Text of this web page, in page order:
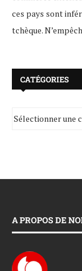
ces pays sont
tchèque.
CATÉGORIES
A PROPOS DE